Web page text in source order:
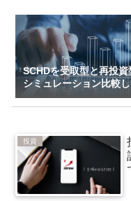
SCHDを受取型と再投資
シミュレーション比較
た（一括＆特定口座で3
10万積立）
投資